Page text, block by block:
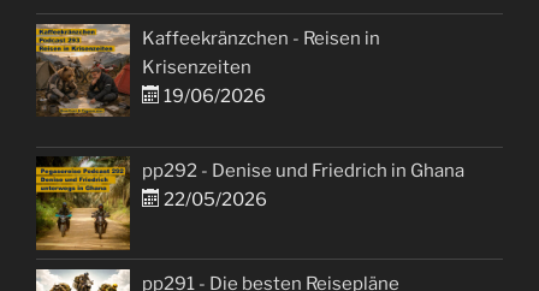
Kaffeekränzchen - Reisen in
Krisenzeiten
19/06/2026
pp292 - Denise und Friedrich in Ghana
22/05/2026
pp291 - Die besten Reisepläne